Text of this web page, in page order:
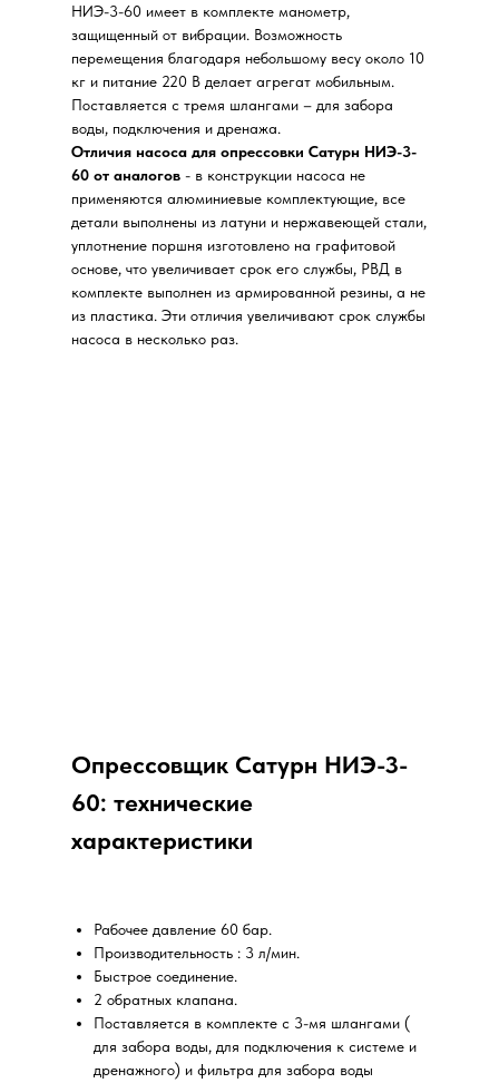
НИЭ-3-60 имеет в комплекте манометр,
защищенный от вибрации. Возможность
перемещения благодаря небольшому весу около 10
кг и питание 220 В делает агрегат мобильным.
Поставляется с тремя шлангами – для забора
воды, подключения и дренажа.
Отличия насоса для опрессовки Сатурн НИЭ-3-
60 от аналогов - в конструкции насоса не
применяются алюминиевые комплектующие, все
детали выполнены из латуни и нержавеющей стали,
уплотнение поршня изготовлено на графитовой
основе, что увеличивает срок его службы, РВД в
комплекте выполнен из армированной резины, а не
из пластика. Эти отличия увеличивают срок службы
насоса в несколько раз.
Рабочее давление 60 бар.
Производительность : 3 л/мин.
Быстрое соединение.
2 обратных клапана.
Поставляется в комплекте с 3-мя шлангами (
для забора воды, для подключения к системе и
дренажного) и фильтра для забора воды
Опрессовщик Сатурн НИЭ-3-
60: технические
характеристики